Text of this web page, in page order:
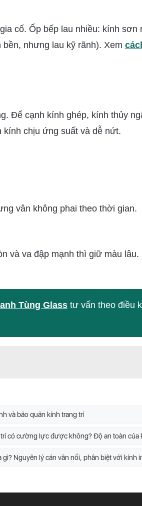
cố. Ốp bếp lau nhiều: kính sơn
nhưng lau kỹ rãnh). Xem
Để cạnh kính ghép, kính thủy
chịu ứng suất và dễ nứt.
vân không phai theo thời gian.
và va đập mạnh thì giữ màu lâu.
Tùng Glass tư vấn theo điều
và bảo quản kính trang trí
gì? Nguyên lý cán vân nổi, phân biệt với kính